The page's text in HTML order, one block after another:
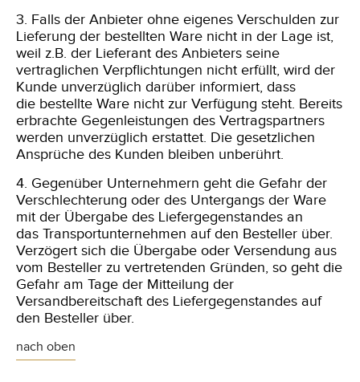
3. Falls der Anbieter ohne eigenes Verschulden zur
Lieferung der bestellten Ware nicht in der Lage ist,
weil z.B. der Lieferant des Anbieters seine
vertraglichen Verpflichtungen nicht erfüllt, wird der
Kunde unverzüglich darüber informiert, dass
die bestellte Ware nicht zur Verfügung steht. Bereits
erbrachte Gegenleistungen des Vertragspartners
werden unverzüglich erstattet. Die gesetzlichen
Ansprüche des Kunden bleiben unberührt.
4. Gegenüber Unternehmern geht die Gefahr der
Verschlechterung oder des Untergangs der Ware
mit der Übergabe des Liefergegenstandes an
das Transportunternehmen auf den Besteller über.
Verzögert sich die Übergabe oder Versendung aus
vom Besteller zu vertretenden Gründen, so geht die
Gefahr am Tage der Mitteilung der
Versandbereitschaft des Liefergegenstandes auf
den Besteller über.
nach oben